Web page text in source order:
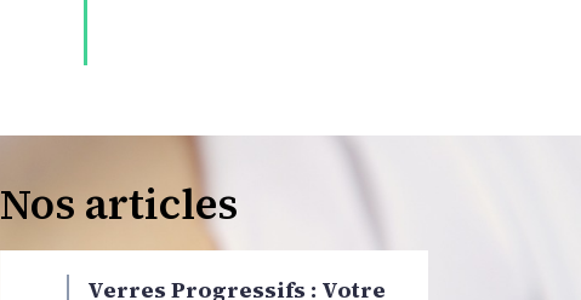
Nos articles
Verres Progressifs : Votre